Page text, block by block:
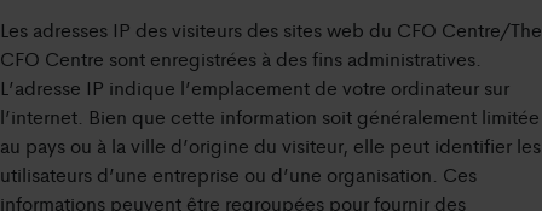
Les adresses IP des visiteurs des sites web du CFO Centre/The
CFO Centre sont enregistrées à des fins administratives.
L’adresse IP indique l’emplacement de votre ordinateur sur
l’internet. Bien que cette information soit généralement limitée
au pays ou à la ville d’origine du visiteur, elle peut identifier les
utilisateurs d’une entreprise ou d’une organisation. Ces
informations peuvent être regroupées pour fournir des